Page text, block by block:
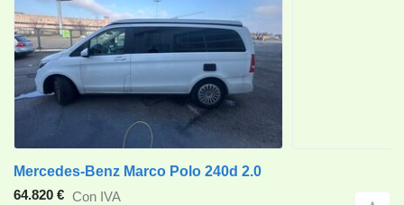
Mercedes-Benz Marco Polo 240d 2.0
64.820 € Con IVA